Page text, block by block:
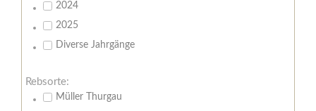
2024
2025
Diverse Jahrgänge
Rebsorte:
Müller Thurgau